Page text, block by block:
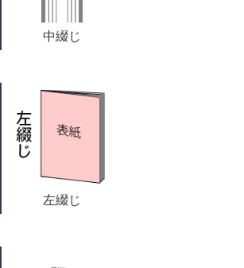
中綴じ
左綴じ